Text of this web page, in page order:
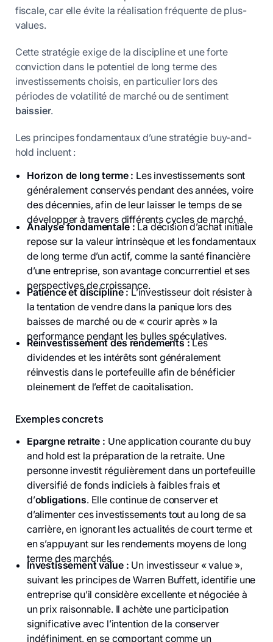
fiscale, car elle évite la réalisation fréquente de plus-
values.
Cette stratégie exige de la discipline et une forte
conviction dans le potentiel de long terme des
investissements choisis, en particulier lors des
périodes de volatilité de marché ou de sentiment
baissier.
Les principes fondamentaux d’une stratégie buy-and-
hold incluent :
Horizon de long terme : Les investissements sont
généralement conservés pendant des années, voire
des décennies, afin de leur laisser le temps de se
développer à travers différents cycles de marché.
Analyse fondamentale :La décision d’achat initiale
repose sur la valeur intrinsèque et les fondamentaux
de long terme d’un actif, comme la santé financière
d’une entreprise, son avantage concurrentiel et ses
perspectives de croissance.
Patience et discipline :L’investisseur doit résister à
la tentation de vendre dans la panique lors des
baisses de marché ou de « courir après » la
performance pendant les bulles spéculatives.
Réinvestissement des rendements :Les
dividendes et les intérêts sont généralement
réinvestis dans le portefeuille afin de bénéficier
pleinement de l’effet de capitalisation.
Exemples concrets
Épargne retraite : Une application courante du buy
and hold est la préparation de la retraite. Une
personne investit régulièrement dans un portefeuille
diversifié de fonds indiciels à faibles frais et
d’obligations. Elle continue de conserver et
d’alimenter ces investissements tout au long de sa
carrière, en ignorant les actualités de court terme et
en s’appuyant sur les rendements moyens de long
terme des marchés.
Investissement value : Un investisseur « value »,
suivant les principes de Warren Buffett, identifie une
entreprise qu’il considère excellente et négociée à
un prix raisonnable. Il achète une participation
significative avec l’intention de la conserver
indéfiniment, en se comportant comme un